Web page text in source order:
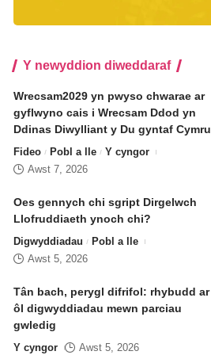
Y newyddion diweddaraf
Wrecsam2029 yn pwyso chwarae ar
gyflwyno cais i Wrecsam Ddod yn
Ddinas Diwylliant y Du gyntaf Cymru
Fideo Pobl a lle
Y cyngor
Awst 7, 2026
Oes gennych chi sgript Dirgelwch
Llofruddiaeth ynoch chi?
Digwyddiadau
Pobl a lle
Awst 5, 2026
Tân bach, perygl difrifol: rhybudd ar
ôl digwyddiadau mewn parciau
gwledig
Y cyngor Awst 5, 2026